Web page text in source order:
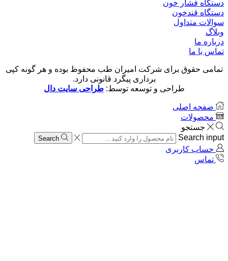
دستگاه فشار خون
دستگاه قندخون
سوالات متداول
وبلاگ
درباره ما
تماس با ما
تمامی حقوق برای شرکت امیران طب محفوظ بوده و هر گونه کپی
برداری پیگرد قانونی دارد.
طراحی و توسعه توسط:طراحی سایت دال
صفحه اصلی
محصولات
جستجو
Search input
Search
حساب کاربری
تماس